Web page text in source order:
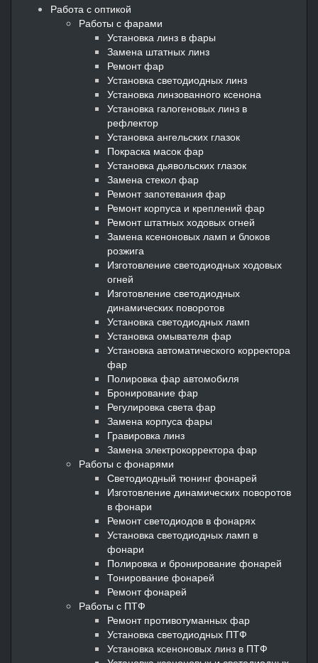
Работа с оптикой
Работы с фарами
Установка линз в фары
Замена штатных линз
Ремонт фар
Установка светодиодных линз
Установка линзованного ксенона
Установка галогеновых линз в
рефлектор
Установка ангельских глазок
Покраска масок фар
Установка дьявольских глазок
Замена стекол фар
Ремонт запотевания фар
Ремонт корпуса и креплений фар
Ремонт штатных ходовых огней
Замена ксеноновых ламп и блоков
розжига
Изготовление светодиодных ходовых
огней
Изготовление светодиодных
динамических поворотов
Установка светодиодных ламп
Установка омывателя фар
Установка автоматического корректора
фар
Полировка фар автомобиля
Бронирование фар
Регулировка света фар
Замена корпуса фары
Гравировка линз
Замена электрокорректора фар
Работы с фонарями
Светодиодный тюнинг фонарей
Изготовление динамических поворотов
в фонари
Ремонт светодиодов в фонарях
Установка светодиодных ламп в
фонари
Полировка и бронирование фонарей
Тонирование фонарей
Ремонт фонарей
Работы с ПТФ
Ремонт противотуманных фар
Установка светодиодных ПТФ
Установка ксеноновых линз в ПТФ